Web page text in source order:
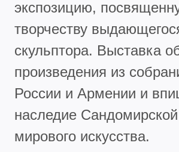
экспозицию,
творчеству
скульптора. Выставка
произведения из
России и Армении и
наследие Сандомирской
мирового искусства.